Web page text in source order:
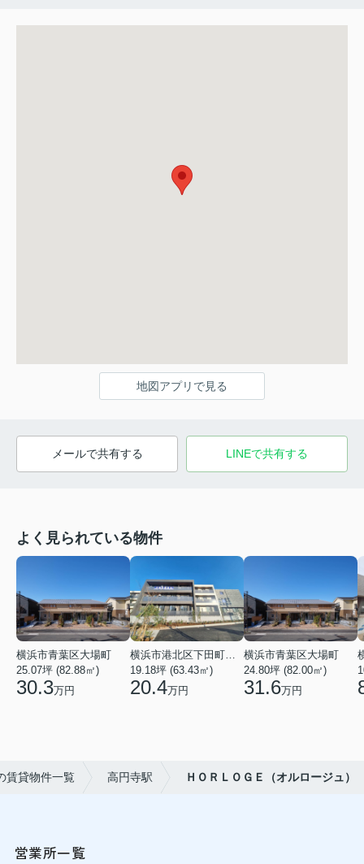
地図アプリで見る
メールで共有する LINEで共有する
よく見られている物件
横浜市青葉区大場町
25.07坪 (82.88㎡)
30.3万円
19.18坪 (63.43㎡)
20.4万円
横浜市青葉区大場町
24.80坪 (82.00㎡)
31.6万円
賃貸物件一覧 高円寺駅 ＨＯＲＬＯＧＥ（オルロージュ）
営業所一覧